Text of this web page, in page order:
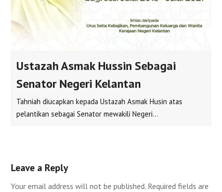
Ustazah Asmak Hussin Sebagai
Senator Negeri Kelantan
Tahniah diucapkan kepada Ustazah Asmak Husin atas
pelantikan sebagai Senator mewakili Negeri…
Leave a Reply
Your email address will not be published. Required fields are